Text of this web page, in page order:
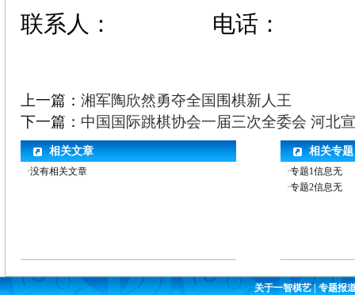
联系人： 电话：
上一篇： 湘军陶欣然勇夺全国围棋新人王
下一篇： 中国国际跳棋协会一届三次全委会 河北
相关文章
·没有相关文章
相关专题
·专题1信息无
·专题2信息无
关于一智棋艺|专题报